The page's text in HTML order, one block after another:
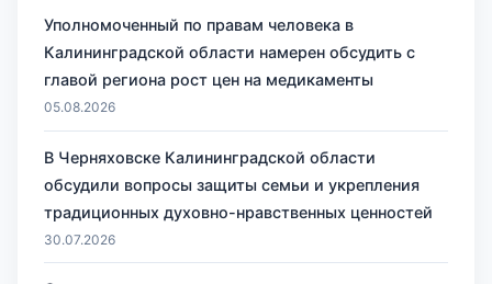
Уполномоченный по правам человека в
Калининградской области намерен обсудить с
главой региона рост цен на медикаменты
05.08.2026
В Черняховске Калининградской области
обсудили вопросы защиты семьи и укрепления
традиционных духовно-нравственных ценностей
30.07.2026